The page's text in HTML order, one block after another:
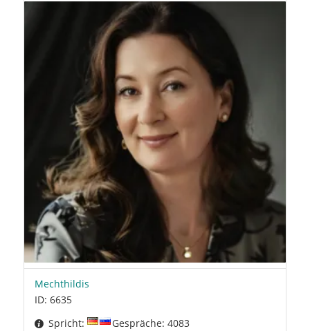
Mechthildis
ID: 6635
Spricht:
Gespräche: 4083